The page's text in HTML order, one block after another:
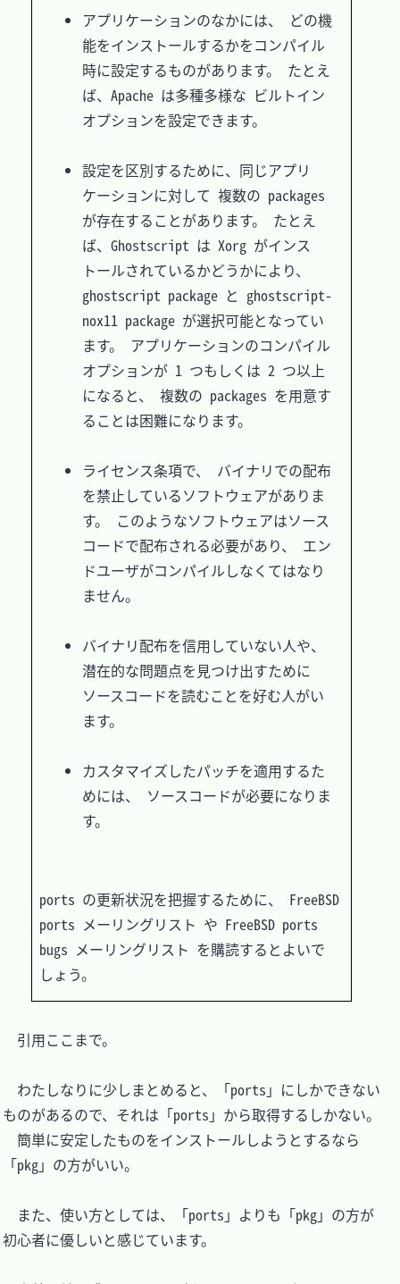
アプリケーションのなかには、 どの機
能をインストールするかをコンパイル
時に設定するものがあります。 たとえ
ば、Apache は多種多様な ビルトイン
オプションを設定できます。
設定を区別するために、同じアプリ
ケーションに対して 複数の packages
が存在することがあります。 たとえ
ば、Ghostscript は Xorg がインス
トールされているかどうかにより、
ghostscript package と ghostscript-
nox11 package が選択可能となってい
ます。 アプリケーションのコンパイル
オプションが 1 つもしくは 2 つ以上
になると、 複数の packages を用意す
ることは困難になります。
ライセンス条項で、 バイナリでの配布
を禁止しているソフトウェアがありま
す。 このようなソフトウェアはソース
コードで配布される必要があり、 エン
ドユーザがコンパイルしなくてはなり
ません。
バイナリ配布を信用していない人や、
潜在的な問題点を見つけ出すために
ソースコードを読むことを好む人がい
ます。
カスタマイズしたパッチを適用するた
めには、 ソースコードが必要になりま
す。
ports の更新状況を把握するために、 FreeBSD
ports メーリングリスト や FreeBSD ports
bugs メーリングリスト を購読するとよいで
引用ここまで。
わたしなりに少しまとめると、「ports」にしかできない
ものがあるので、それは「ports」から取得するしかない。
簡単に安定したものをインストールしようとするなら
「pkg」の方がいい。
また、使い方としては、「ports」よりも「pkg」の方が
初心者に優しいと感じています。